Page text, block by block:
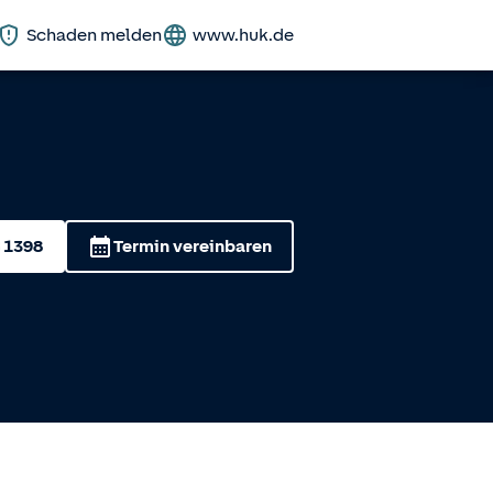
Schaden melden www.huk.de
1398 Termin vereinbaren